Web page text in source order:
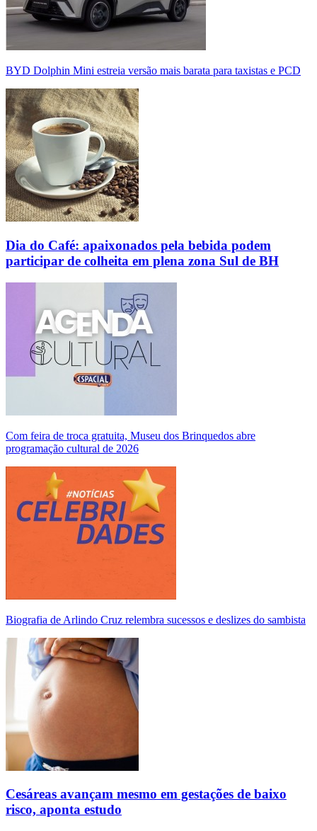
BYD Dolphin Mini estreia versão mais barata para taxistas e PCD
Dia do Café: apaixonados pela bebida podem
participar de colheita em plena zona Sul de BH
Com feira de troca gratuita, Museu dos Brinquedos abre
programação cultural de 2026
Biografia de Arlindo Cruz relembra sucessos e deslizes do sambista
Cesáreas avançam mesmo em gestações de baixo
risco, aponta estudo